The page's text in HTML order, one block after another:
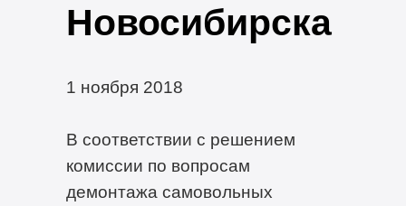
Новосибирска
1 ноября 2018
В соответствии с решением
комиссии по вопросам
демонтажа самовольных